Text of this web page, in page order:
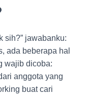
sih?” jawabanku:
ada beberapa hal
wajib dicoba:
anggota yang
buat cari